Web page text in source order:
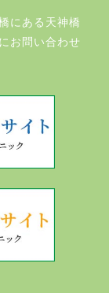
にある天神橋
お問い合わせ